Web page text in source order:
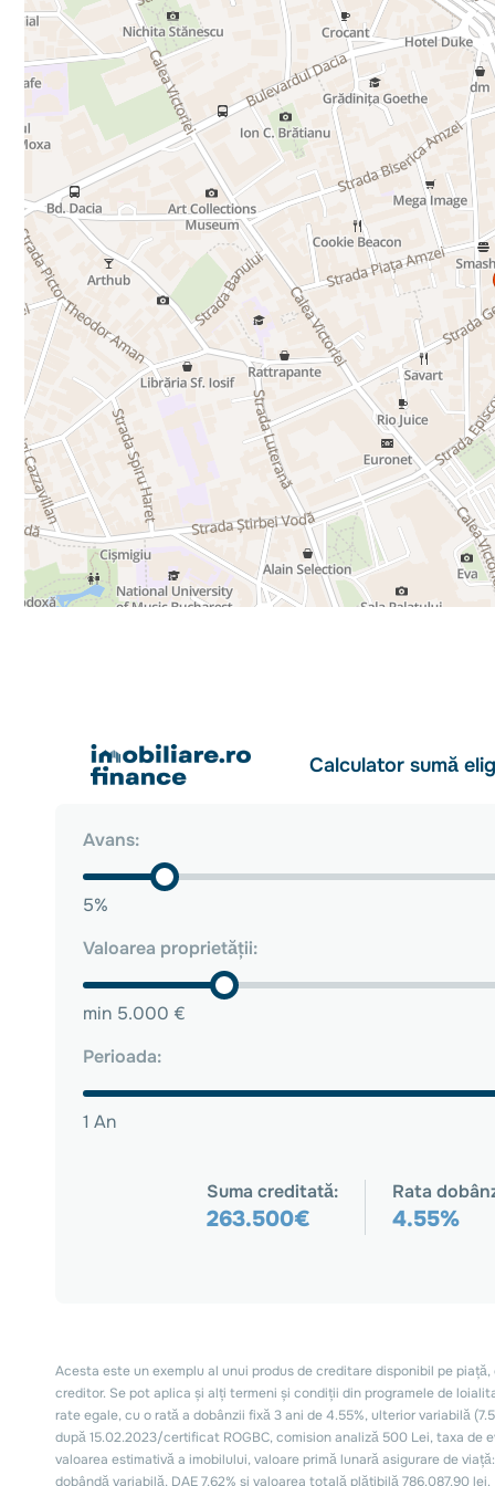
🔹 Property details:
-Usable area: 115 sqm
-Private street entrance
-Elegant building, classified Grade 3 – no seismic risk
-24/7 security – free of charge
-High ceilings of 3.5 m, offering bright and airy spaces
-Centralized building heating
-2 brand-new air conditioning units
🔹 Functional layout – ideal for offices:
-4 rooms (office spaces)
-Conference room
-Kitchen
-2 bathrooms
-Basement storage unit
🔹 Fully renovated:
-New electrical and water installations
-2 fully renovated bathrooms
-Solid wood doors and double-glazed windows,
-Reinforced metal entrance door
✔️ The property is fully renovated, turnkey, and ready
required.